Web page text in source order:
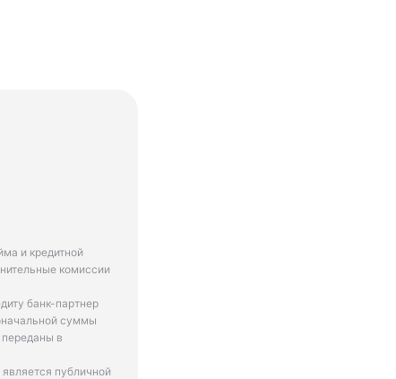
и кредитной
комиссии
банк-партнер
суммы
в
публичной